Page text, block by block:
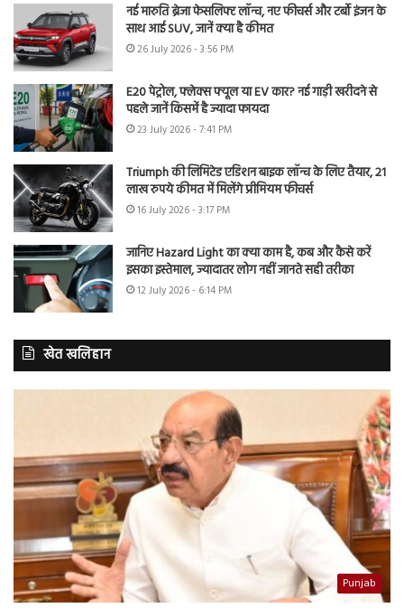
नई मारुति ब्रेजा फेसलिफ्ट लॉन्च, नए फीचर्स और टर्बो इंजन के
साथ आई SUV, जानें क्या है कीमत
26 July 2026 - 3:56 PM
E20 पेट्रोल, फ्लेक्स फ्यूल या EV कार? नई गाड़ी खरीदने से
पहले जानें किसमें है ज्यादा फायदा
23 July 2026 - 7:41 PM
Triumph की लिमिटेड एडिशन बाइक लॉन्च के लिए तैयार, 21
लाख रुपये कीमत में मिलेंगे प्रीमियम फीचर्स
16 July 2026 - 3:17 PM
जानिए Hazard Light का क्या काम है, कब और कैसे करें
इसका इस्तेमाल, ज्यादातर लोग नहीं जानते सही तरीका
12 July 2026 - 6:14 PM
खेत खलिहान
Punjab